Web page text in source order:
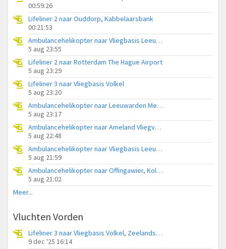
00:59:26
Lifeliner 2 naar Ouddorp, Kabbelaarsbank
00:21:53
Ambulancehelikopter naar Vliegbasis Leeuwarden
5 aug 23:55
Lifeliner 2 naar Rotterdam The Hague Airport
5 aug 23:29
Lifeliner 3 naar Vliegbasis Volkel
5 aug 23:20
Ambulancehelikopter naar Leeuwarden Medical Center Heliport
5 aug 23:17
Ambulancehelikopter naar Ameland Vliegveld Ballum
5 aug 22:48
Ambulancehelikopter naar Vliegbasis Leeuwarden
5 aug 21:59
Ambulancehelikopter naar Offingawier, Kolmarslân
5 aug 21:02
Meer...
Vluchten Vorden
Lifeliner 3 naar Vliegbasis Volkel, Zeelandsedijk
9 dec '25 16:14